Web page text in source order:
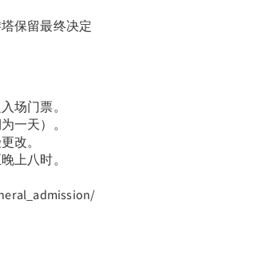
保留最终决定
场门票。
一天）。
改。
上八时。